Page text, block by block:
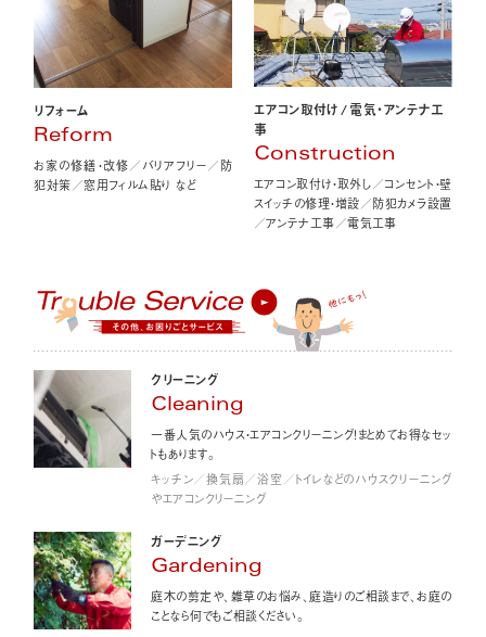
リフォーム
Reform
お家の修繕・改修／バリアフリー／防
犯対策／窓用フィルム貼り など
エアコン取付け/電気・アンテナ工
事
Construction
エアコン取付け・取外し／コンセント・壁
スイッチの修理・増設／防犯カメラ設置
／アンテナ工事／電気工事
クリーニング
Cleaning
一番人気のハウス・エアコンクリーニング！まとめてお得なセッ
トもあります。
キッチン／換気扇／浴室／トイレなどのハウスクリーニング
やエアコンクリーニング
ガーデニング
Gardening
庭木の剪定や、雑草のお悩み、庭造りのご相談まで、お庭の
ことなら何でもご相談ください。